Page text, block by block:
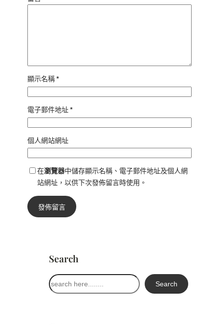
顯示名稱*
電子郵件地址*
個人網站網址
在瀏覽器中儲存顯示名稱、電子郵件地址及個人網
站網址，以供下次發佈留言時使用。
Search
搜
尋
Search